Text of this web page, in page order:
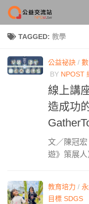
Skip to content
TAGGED: 教學
公益祕訣 /
BY NPOST
線上講
造成功
文／陳冠
遊》策展
教育培力 /
目標 SDGS